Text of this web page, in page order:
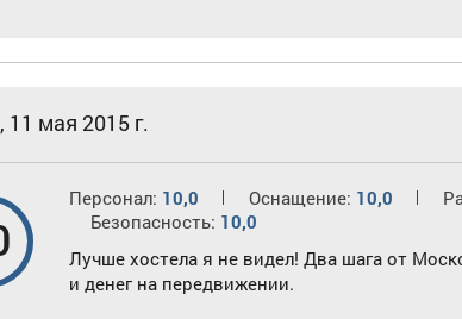
, 11 мая 2015 г.
Персонал: 10,0 Оснащение: 10,0
Безопасность: 10,0
Лучше хостела я не видел! Два шага от
и денег на передвижении.